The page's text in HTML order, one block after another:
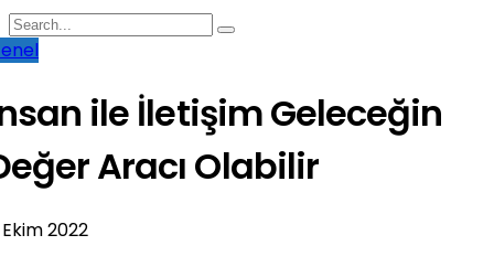
ile İletişim Geleceğin
Aracı Olabilir
2022